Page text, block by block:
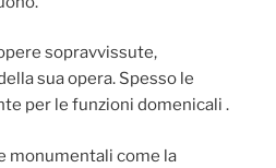
sopravvissute,
sua opera. Spesso le
per le funzioni domenicali .
monumentali come la